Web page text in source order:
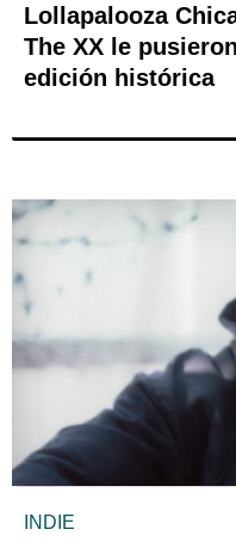
Lollapalooza
The XX le
edición histórica
INDIE